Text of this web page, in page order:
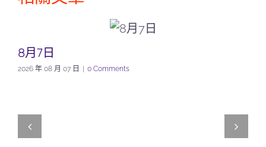
8月7日
2026 年 08 月 07 日 0 Comments